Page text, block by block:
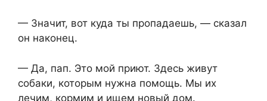
— Значит, вот куда ты пропадаешь, — сказал
он наконец.
— Да, пап. Это мой приют. Здесь живут
собаки, которым нужна помощь. Мы их
лечим, кормим и ищем новый дом.